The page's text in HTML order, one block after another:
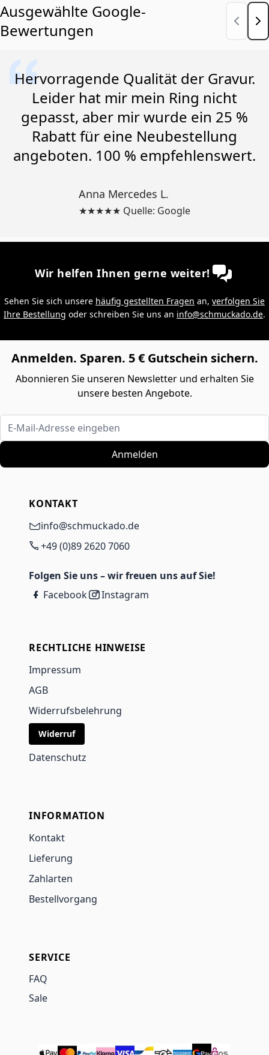
Ausgewählte Google-
Bewertungen
Hervorragende Qualität der Gravur.
Leider hat mir mein Ring nicht
gepasst, aber mir wurde ein 25 %
Rabatt für eine Neubestellung
angeboten. 100 % empfehlenswert.
Anna Mercedes L.
★★★★★ Quelle: Google
Wir helfen Ihnen gerne weiter!
Sehen Sie sich unsere häufig gestellten Fragen an, verfolgen Sie
Ihre Bestellung oder schreiben Sie uns an info@schmuckado.de.
Anmelden. Sparen. 5 € Gutschein sichern.
Abonnieren Sie unseren Newsletter und erhalten Sie
unsere besten Angebote.
E-Mail-Adresse eingeben
Anmelden
KONTAKT
info@schmuckado.de
+49 (0)89 2620 7060
Folgen Sie uns – wir freuen uns auf Sie!
Facebook
Instagram
RECHTLICHE HINWEISE
Impressum
AGB
Widerrufsbelehrung
Widerruf
Datenschutz
INFORMATION
Kontakt
Lieferung
Zahlarten
Bestellvorgang
SERVICE
FAQ
Sale